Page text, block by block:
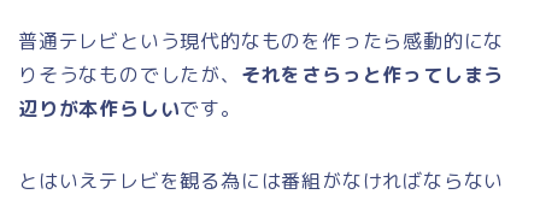
普通テレビという現代的なものを作ったら感動的にな
りそうなものでしたが、 それをさらっと作ってしまう
辺りが本作らしいです。
とはいえテレビを観る為には番組がなければならない